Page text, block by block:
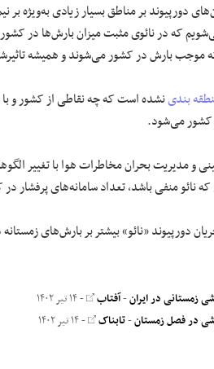
دورپیوند بر مناطق بسیار زیادی به‌ویژه بر
که در نائوی مثبت میزان بارش‌ها در
موجب بارش در کشور می‌شوند و همیشه
بندینشده است که چه نقاطی از کشور و
کشور می‌شود.
و مدیریت بحران مخاطرات هوا با تغییر
نائو منفی باشد، تعداد سامانه‌های پرفشار
دورپیوند «نائو» بیشتر بر بارش‌های
زمستانی در ایران-آفتاب - ۱۴ تیر ۱۴۰۲
در فصل زمستان-تابناک - ۱۴ تیر ۱۴۰۲